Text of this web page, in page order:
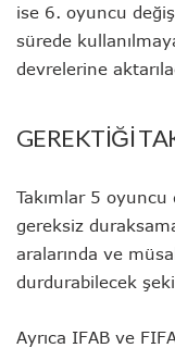
ise 6. oyuncu
sürede
devrelerine
GEREKTİĞİ
Takımlar 5
gereksiz
aralarında ve
durdurabilecek
Ayrıca IFAB ve